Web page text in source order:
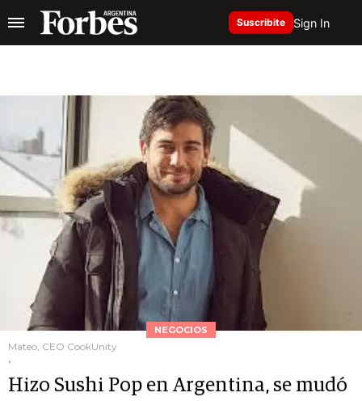
Suscribite Sign In
NEGOCIOS
Mateo, CEO CookUnity
.
Hizo Sushi Pop en Argentina, se mudó